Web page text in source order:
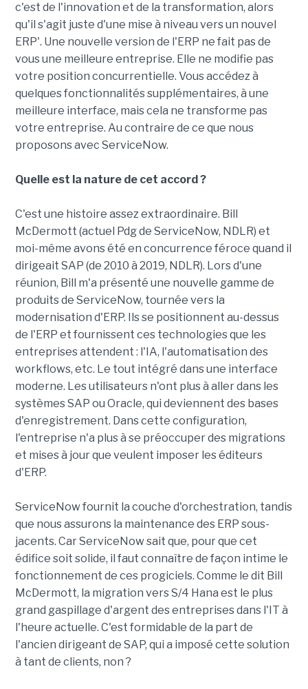
c'est de l'innovation et de la transformation, alors
qu'il s'agit juste d'une mise à niveau vers un nouvel
ERP'. Une nouvelle version de l'ERP ne fait pas de
vous une meilleure entreprise. Elle ne modifie pas
votre position concurrentielle. Vous accédez à
quelques fonctionnalités supplémentaires, à une
meilleure interface, mais cela ne transforme pas
votre entreprise. Au contraire de ce que nous
proposons avec ServiceNow.
Quelle est la nature de cet accord ?
C'est une histoire assez extraordinaire. Bill
McDermott (actuel Pdg de ServiceNow, NDLR) et
moi-même avons été en concurrence féroce quand il
dirigeait SAP (de 2010 à 2019, NDLR). Lors d'une
réunion, Bill m'a présenté une nouvelle gamme de
produits de ServiceNow, tournée vers la
modernisation d'ERP. Ils se positionnent au-dessus
de l'ERP et fournissent ces technologies que les
entreprises attendent : l'IA, l'automatisation des
workflows, etc. Le tout intégré dans une interface
moderne. Les utilisateurs n'ont plus à aller dans les
systèmes SAP ou Oracle, qui deviennent des bases
d'enregistrement. Dans cette configuration,
l'entreprise n'a plus à se préoccuper des migrations
et mises à jour que veulent imposer les éditeurs
d'ERP.
ServiceNow fournit la couche d'orchestration, tandis
que nous assurons la maintenance des ERP sous-
jacents. Car ServiceNow sait que, pour que cet
édifice soit solide, il faut connaître de façon intime le
fonctionnement de ces progiciels. Comme le dit Bill
McDermott, la migration vers S/4 Hana est le plus
grand gaspillage d'argent des entreprises dans l'IT à
l'heure actuelle. C'est formidable de la part de
l'ancien dirigeant de SAP, qui a imposé cette solution
à tant de clients, non ?